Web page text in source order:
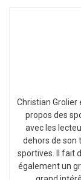
Christian Gro lier
propos des
avec les lecte
dehors de son
sportives fait
égal ementun